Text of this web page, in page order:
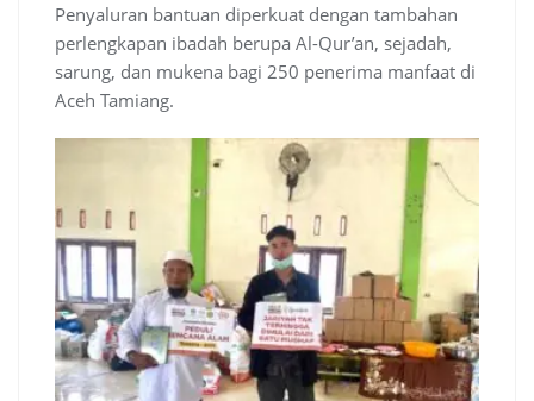
Penyaluran bantuan diperkuat dengan tambahan
perlengkapan ibadah berupa Al-Qur’an, sejadah,
sarung, dan mukena bagi 250 penerima manfaat di
Aceh Tamiang.